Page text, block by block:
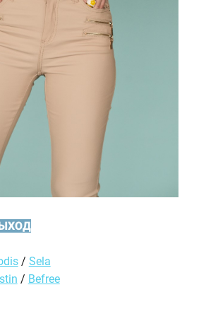
/ Sela
/ Befree